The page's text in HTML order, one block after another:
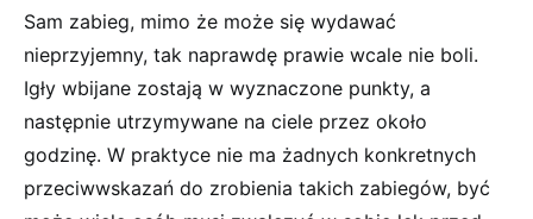
Sam zabieg, mimo że może się wydawać
nieprzyjemny, tak naprawdę prawie wcale nie boli.
Igły wbijane zostają w wyznaczone punkty, a
następnie utrzymywane na ciele przez około
godzinę. W praktyce nie ma żadnych konkretnych
przeciwwskazań do zrobienia takich zabiegów, być